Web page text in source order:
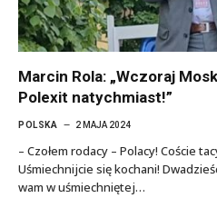
Marcin Rola: „Wczoraj
Polexit natychmiast!”
POLSKA 2 MAJA 2024
– Czołem rodacy – Polacy! Coście
Uśmiechnijcie się kochani!
wam w uśmiechniętej…